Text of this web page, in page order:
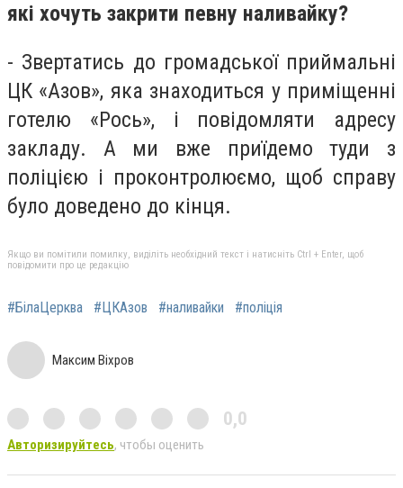
які хочуть закрити певну наливайку?
- Звертатись до громадської приймальні
ЦК «Азов», яка знаходиться у приміщенні
готелю «Рось», і повідомляти адресу
закладу. А ми вже приїдемо туди з
поліцією і проконтролюємо, щоб справу
було доведено до кінця.
Якщо ви помітили помилку, виділіть необхідний текст і натисніть Ctrl + Enter, щоб
повідомити про це редакцію
#БілаЦерква #ЦКАзов #наливайки #поліція
Максим Віхров
0,0
Авторизируйтесь, чтобы оценить